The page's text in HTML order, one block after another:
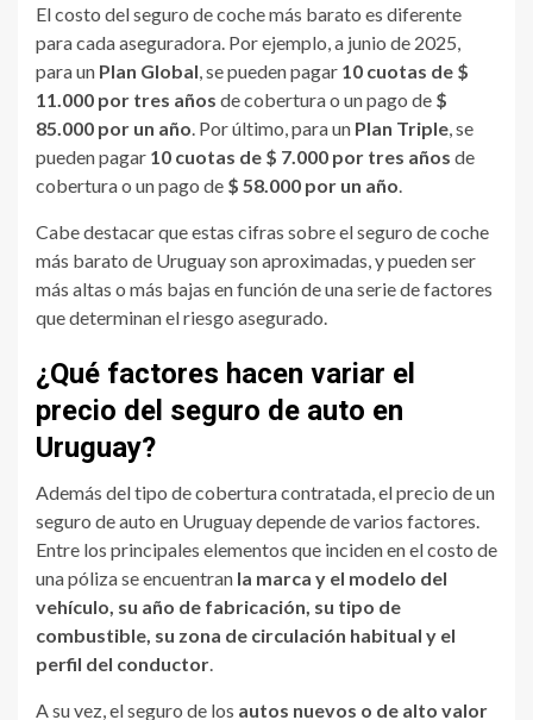
El costo del seguro de coche más barato es diferente
para cada aseguradora. Por ejemplo, a junio de 2025,
para un Plan Global, se pueden pagar 10 cuotas de $
11.000 por tres años de cobertura o un pago de $
85.000 por un año. Por último, para un Plan Triple, se
pueden pagar 10 cuotas de $ 7.000 por tres años de
cobertura o un pago de $ 58.000 por un año.
Cabe destacar que estas cifras sobre el seguro de coche
más barato de Uruguay son aproximadas, y pueden ser
más altas o más bajas en función de una serie de factores
que determinan el riesgo asegurado.
¿Qué factores hacen variar el
precio del seguro de auto en
Uruguay?
Además del tipo de cobertura contratada, el precio de un
seguro de auto en Uruguay depende de varios factores.
Entre los principales elementos que inciden en el costo de
una póliza se encuentran la marca y el modelo del
vehículo, su año de fabricación, su tipo de
combustible, su zona de circulación habitual y el
perfil del conductor.
A su vez, el seguro de los autos nuevos o de alto valor